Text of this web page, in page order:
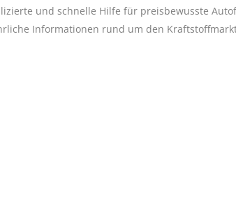
und schnelle Hilfe für preisbewusste
Informationen rund um den